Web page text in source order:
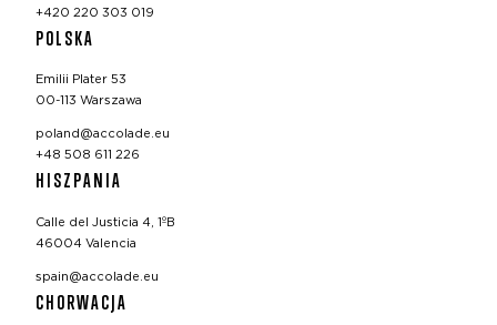
+420 220 303 019
POLSKA
Emilii Plater 53
00-113 Warszawa
poland@accolade.eu
+48 508 611 226
HISZPANIA
Calle del Justicia 4, 1ºB
46004 Valencia
spain@accolade.eu
CHORWACJA